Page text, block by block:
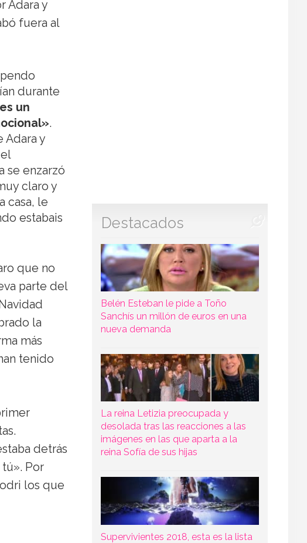
Adara y
fuera al
durante
un
.
Adara y
se enzarzó
claro y
casa, le
estabais
que no
parte del
la
más
tenido
detrás
Por
los que
Destacados
Belén Esteban le pide a Toño
Sanchís un millón de euros en una
nueva demanda
La reina Letizia preocupada y
desolada tras las reacciones a las
imágenes en las que aparta a la
reina Sofía de sus hijas
Supervivientes 2018, esta es la lista